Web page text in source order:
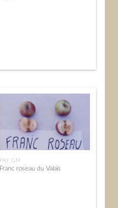
PAY_GM
Franc roseau du Valais